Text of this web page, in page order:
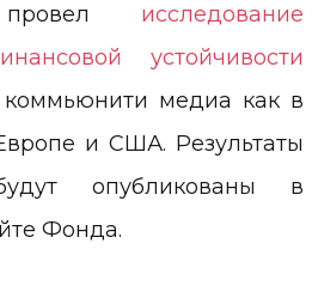
провел исследование
устойчивости
коммьюнити медиа как в
и США. Результаты
опубликованы в
Фонда.